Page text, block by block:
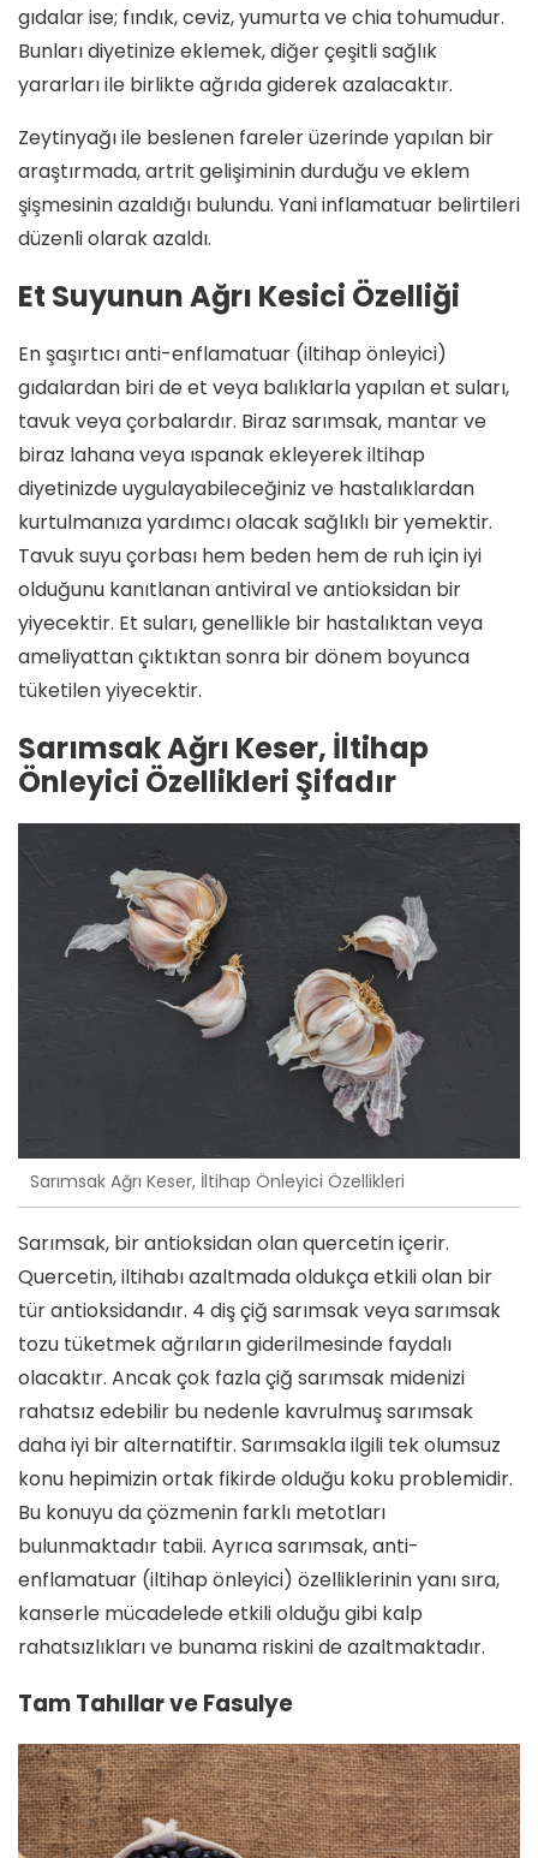
gıdalar ise; fındık, ceviz, yumurta ve chia tohumudur.
Bunları diyetinize eklemek, diğer çeşitli sağlık
yararları ile birlikte ağrıda giderek azalacaktır.
Zeytinyağı ile beslenen fareler üzerinde yapılan bir
araştırmada, artrit gelişiminin durduğu ve eklem
şişmesinin azaldığı bulundu. Yani inflamatuar belirtileri
düzenli olarak azaldı.
Et Suyunun Ağrı Kesici Özelliği
En şaşırtıcı anti-enflamatuar (iltihap önleyici)
gıdalardan biri de et veya balıklarla yapılan et suları,
tavuk veya çorbalardır. Biraz sarımsak, mantar ve
biraz lahana veya ıspanak ekleyerek iltihap
diyetinizde uygulayabileceğiniz ve hastalıklardan
kurtulmanıza yardımcı olacak sağlıklı bir yemektir.
Tavuk suyu çorbası hem beden hem de ruh için iyi
olduğunu kanıtlanan antiviral ve antioksidan bir
yiyecektir. Et suları, genellikle bir hastalıktan veya
ameliyattan çıktıktan sonra bir dönem boyunca
tüketilen yiyecektir.
Sarımsak Ağrı Keser, İltihap
Önleyici Özellikleri Şifadır
Sarımsak Ağrı Keser, İltihap Önleyici Özellikleri
Sarımsak, bir antioksidan olan quercetin içerir.
Quercetin, iltihabı azaltmada oldukça etkili olan bir
tür antioksidandır. 4 diş çiğ sarımsak veya sarımsak
tozu tüketmek ağrıların giderilmesinde faydalı
olacaktır. Ancak çok fazla çiğ sarımsak midenizi
rahatsız edebilir bu nedenle kavrulmuş sarımsak
daha iyi bir alternatiftir. Sarımsakla ilgili tek olumsuz
konu hepimizin ortak fikirde olduğu koku problemidir.
Bu konuyu da çözmenin farklı metotları
bulunmaktadır tabii. Ayrıca sarımsak, anti-
enflamatuar (iltihap önleyici) özelliklerinin yanı sıra,
kanserle mücadelede etkili olduğu gibi kalp
rahatsızlıkları ve bunama riskini de azaltmaktadır.
Tam Tahıllar ve Fasulye